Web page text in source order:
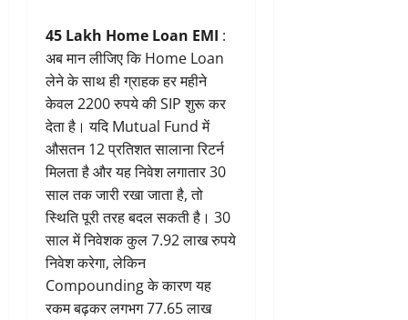
45 Lakh Home Loan EMI :
अब मान लीजिए कि Home Loan
लेने के साथ ही ग्राहक हर महीने
केवल 2200 रुपये की SIP शुरू कर
देता है। यदि Mutual Fund में
औसतन 12 प्रतिशत सालाना रिटर्न
मिलता है और यह निवेश लगातार 30
साल तक जारी रखा जाता है, तो
स्थिति पूरी तरह बदल सकती है। 30
साल में निवेशक कुल 7.92 लाख रुपये
निवेश करेगा, लेकिन
Compounding के कारण यह
रकम बढ़कर लगभग 77.65 लाख